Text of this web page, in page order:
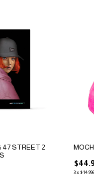
47 STREET 2
3x